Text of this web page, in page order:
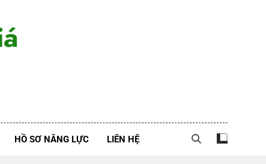
HỒ SƠ NĂNG LỰC LIÊN HỆ